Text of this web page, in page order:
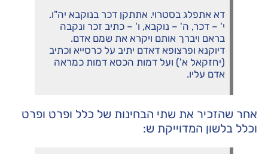
דא אתפלג בסטרוי. אתתקן דכר בנוקבא יה"ו.
י' – דכר, ה' – נוקבא, ו' – כתיב זכר ונקבה
בראם ויברך אותם ויקרא את שמם אדם.
דיוקנא ופרצופא דאדם יתיב על כרסייא וכתיב
(יחזקאל א') ועל דמות הכסא דמות כמראה
אדם עליו.
אחר שהזכיר את שתי הבחינות של כלל ופרט ופרט
וכלל בלשון המדוייקת ש: